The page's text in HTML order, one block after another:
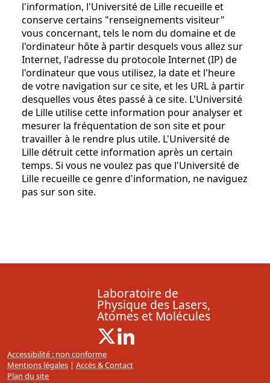
l'information, l'Université de Lille recueille et
conserve certains "renseignements visiteur"
vous concernant, tels le nom du domaine et de
l'ordinateur hôte à partir desquels vous allez sur
Internet, l'adresse du protocole Internet (IP) de
l'ordinateur que vous utilisez, la date et l'heure
de votre navigation sur ce site, et les URL à partir
desquelles vous êtes passé à ce site. L'Université
de Lille utilise cette information pour analyser et
mesurer la fréquentation de son site et pour
travailler à le rendre plus utile. L'Université de
Lille détruit cette information après un certain
temps. Si vous ne voulez pas que l'Université de
Lille recueille ce genre d'information, ne naviguez
pas sur son site.
Laboratoire de
Physique des Lasers,
Atomes et Molécules
X ( Nouvelle fenêtre)
Accessibilité : non conforme
Mentions légales | Accès & Contact
Plan du site